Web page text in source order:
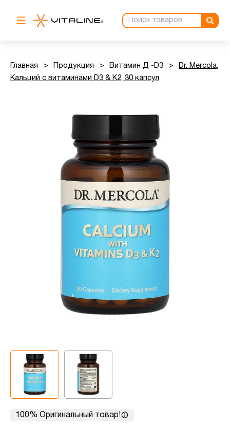
Главная > Продукция > Витамин Д -D3 >
Dr. Mercola,
Кальций с витаминами D3 & K2, 30 капсул
100% Оригинальный товар!